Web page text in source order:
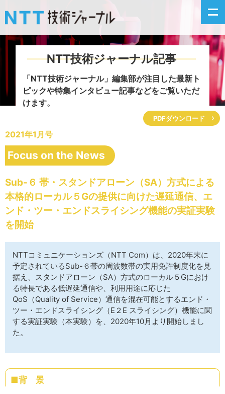
新着情報
掲載月毎記事
イベントカレンダー
問い合わせ
NTT技術ジャーナル記事
「NTT技術ジャーナル」編集部が注目した最新ト
ピックや特集インタビュー記事などをご覧いただ
けます。
PDFダウンロード
2021年1月号
Focus on the News
Sub-６ 帯・スタンドアローン（SA）方式による
本格的ローカル５Gの提供に向けた遅延通信、エ
ンド・ツー・エンドスライシング機能の実証実験
を開始
NTTコミュニケーションズ（NTT Com）は、2020年末に
予定されているSub-６帯の周波数帯の実用免許制度化を見
据え、スタンドアローン（SA）方式のローカル５Gにおけ
る特長である低遅延通信や、利用用途に応じた
QoS（Quality of Service）通信を混在可能とするエンド・
ツー・エンドスライシング（E２E スライシング）機能に関
する実証実験（本実験）を、2020年10月より開始しまし
た。
■背 景